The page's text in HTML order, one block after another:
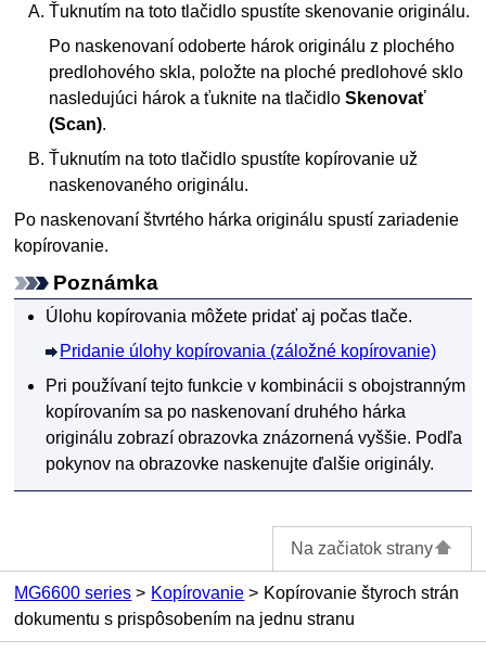
Ťuknutím na toto tlačidlo spustíte skenovanie originálu.
Po naskenovaní odoberte hárok originálu z plochého
predlohového skla, položte na ploché predlohové sklo
nasledujúci hárok a ťuknite na tlačidloSkenovať
(Scan).
Ťuknutím na toto tlačidlo spustíte kopírovanie už
naskenovaného originálu.
Po naskenovaní štvrtého hárka originálu spustízariadenie
kopírovanie.
Poznámka
Úlohu kopírovania môžete pridať aj počas tlače.
Pridanie úlohy kopírovania (záložné kopírovanie)
Pri používaní tejto funkcie v kombinácii s obojstranným
kopírovaním sa po naskenovaní druhého hárka
originálu zobrazí obrazovka znázornená vyššie. Podľa
pokynov na obrazovke naskenujte ďalšie originály.
Na začiatok strany
MG6600 series Kopírovanie
Kopírovanie štyroch strán
dokumentu s prispôsobením na jednu stranu